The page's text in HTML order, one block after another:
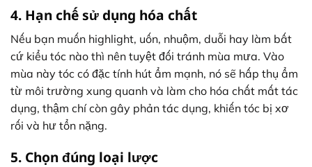
4. Hạn chế sử dụng hóa chất
Nếu bạn muốn highlight, uốn, nhuộm, duỗi hay làm bất
cứ kiểu tóc nào thì nên tuyệt đối tránh mùa mưa. Vào
mùa này tóc có đặc tính hút ẩm mạnh, nó sẽ hấp thụ ẩm
từ môi trường xung quanh và làm cho hóa chất mất tác
dụng, thậm chí còn gây phản tác dụng, khiến tóc bị xơ
rối và hư tổn nặng.
5. Chọn đúng loại lược